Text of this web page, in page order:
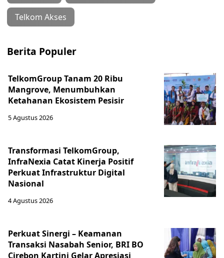
Telkom Akses
Berita Populer
TelkomGroup Tanam 20 Ribu
Mangrove, Menumbuhkan
Ketahanan Ekosistem Pesisir
5 Agustus 2026
Transformasi TelkomGroup,
InfraNexia Catat Kinerja Positif
Perkuat Infrastruktur Digital
Nasional
4 Agustus 2026
Perkuat Sinergi – Keamanan
Transaksi Nasabah Senior, BRI BO
Cirebon Kartini Gelar Apresiasi